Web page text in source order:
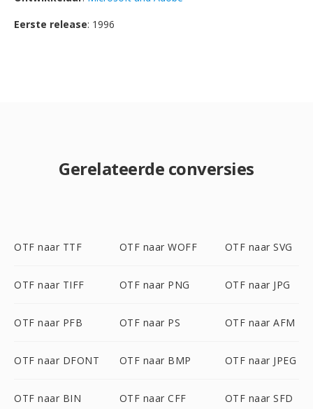
Eerste release: 1996
Gerelateerde conversies
OTF naar TTF OTF naar WOFF OTF naar SVG
OTF naar TIFF OTF naar PNG OTF naar JPG
OTF naar PFB OTF naar PS OTF naar AFM
OTF naar DFONT OTF naar BMP OTF naar JPEG
OTF naar BIN OTF naar CFF OTF naar SFD